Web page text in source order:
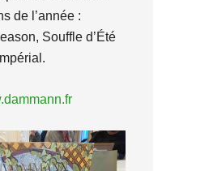
de l’année :
Souffle d’Été